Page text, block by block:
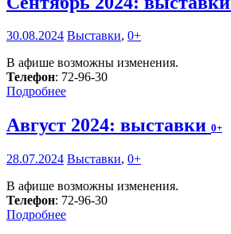
30.08.2024 Выставки, 0+
В афише возможны изменения.
Телефон: 72-96-30
Подробнее
Август 2024: выставки 0+
28.07.2024 Выставки, 0+
В афише возможны изменения.
Телефон: 72-96-30
Подробнее